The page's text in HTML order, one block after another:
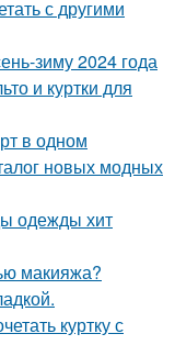
с другими
зиму 2024 года
и куртки для
в одном
новых модных
одежды хит
макияжа?
куртку с